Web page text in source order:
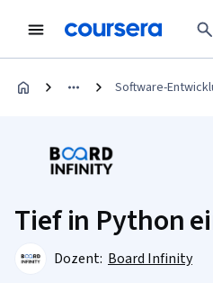
Software-
Tief in Python
Dozent: Board Infinity